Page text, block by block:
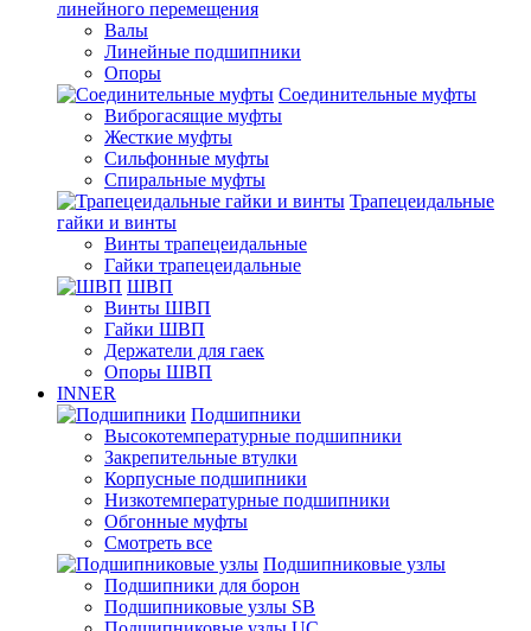
линейного перемещения
Валы
Линейные подшипники
Опоры
Соединительные муфты
Виброгасящие муфты
Жесткие муфты
Сильфонные муфты
Спиральные муфты
Трапецеидальные
гайки и винты
Винты трапецеидальные
Гайки трапецеидальные
ШВП
Винты ШВП
Гайки ШВП
Держатели для гаек
Опоры ШВП
INNER
Подшипники
Высокотемпературные подшипники
Закрепительные втулки
Корпусные подшипники
Низкотемпературные подшипники
Обгонные муфты
Смотреть все
Подшипниковые узлы
Подшипники для борон
Подшипниковые узлы SB